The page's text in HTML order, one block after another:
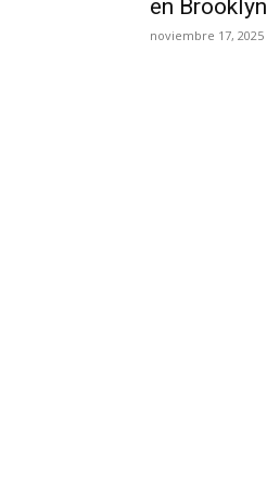
en Brooklyn
noviembre 17, 2025